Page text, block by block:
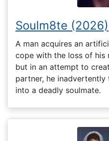
Soulm8te (2026)
A man acquires an
cope with the loss of his
but in an attempt to
partner, he inadvertently
into a deadly soulmate.